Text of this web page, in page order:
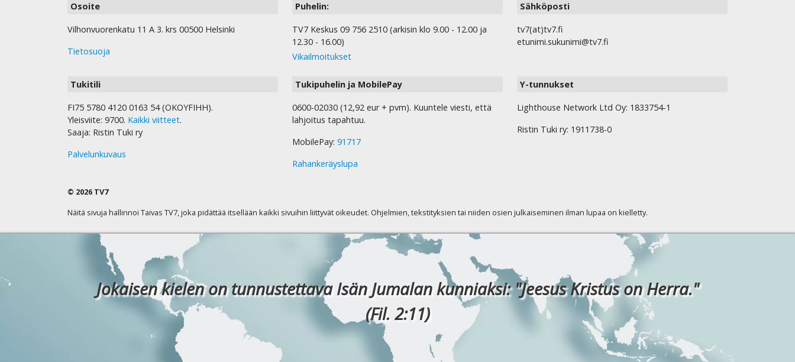
Osoite
Vilhonvuorenkatu 11 A 3. krs 00500 Helsinki
Tietosuoja
Puhelin:
TV7 Keskus 09 756 2510 (arkisin klo 9.00 - 12.00 ja
12.30 - 16.00)
Vikailmoitukset
Sähköposti
tv7(at)tv7.fi
etunimi.sukunimi@tv7.fi
Tukitili
FI75 5780 4120 0163 54 (OKOYFIHH).
Yleisviite: 9700. Kaikki viitteet.
Saaja: Ristin Tuki ry
Palvelunkuvaus
Tukipuhelin ja MobilePay
0600-02030 (12,92 eur + pvm). Kuuntele viesti, että
lahjoitus tapahtuu.
MobilePay: 91717
Rahankeräyslupa
Y-tunnukset
Lighthouse Network Ltd Oy: 1833754-1
Ristin Tuki ry: 1911738-0
© 2026 TV7
Näitä sivuja hallinnoi Taivas TV7, joka pidättää itsellään kaikki sivuihin liittyvät oikeudet. Ohjelmien, tekstityksien tai niiden osien julkaiseminen ilman lupaa on kielletty.
Jokaisen kielen on tunnustettava Isän Jumalan kunniaksi: "Jeesus Kristus on Herra."
(Fil. 2:11)